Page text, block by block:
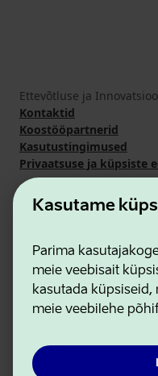
Kasutame
Parima
meie veebisait
kasutada
meie veebilehe
Ettevõtluse ja
Kontaktid
Koostööpartnerid
Kasutustingimused
Privaatsuse ja küpsiste